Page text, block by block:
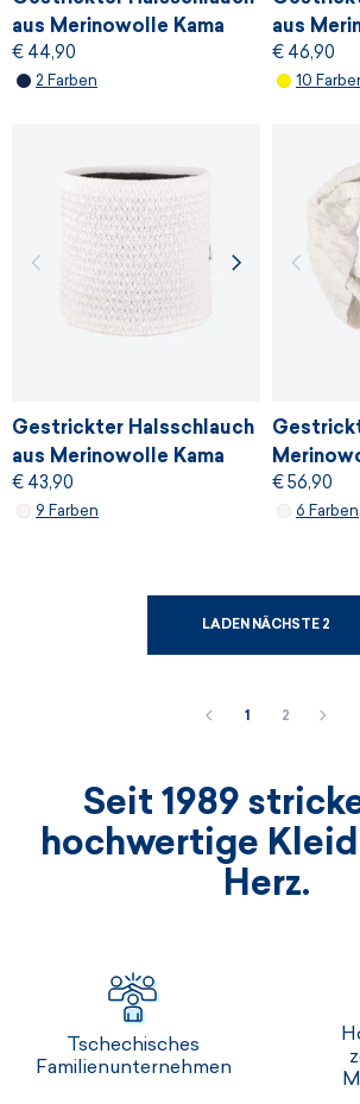
aus Merinowolle Kama
S34
€ 44,90
2 Farben
aus
S31
€ 46,90
10
Gestrickter Halsschlauch
aus Merinowolle Kama
S26
€ 43,90
9 Farben
€ 56,90
6 Farben
LADEN NÄCHSTE 2
1 2
Seit 1989
hochwertige
Herz.
Tschechisches
Familienunternehmen